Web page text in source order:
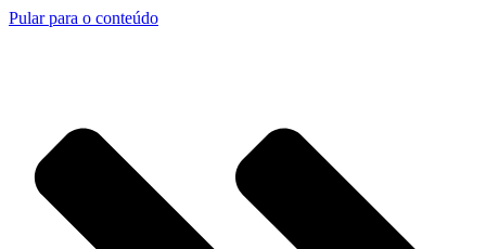
Pular para o conteúdo